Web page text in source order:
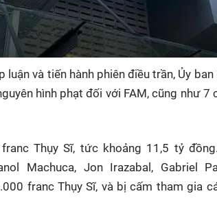
luận và tiến hành phiên điều trần, Ủy
hình phạt đối với FAM, cũng như 7
Thụy Sĩ, tức khoảng 11,5 tỷ
Machuca, Jon Irazabal, Gabriel
franc Thụy Sĩ, và bị cấm tham gia